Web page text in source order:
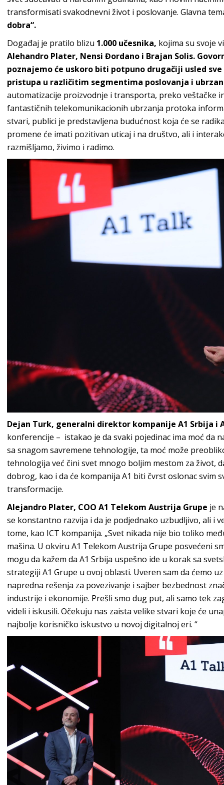
transformisati svakodnevni život i poslovanje. Glavna
dobra“.
Događaj je pratilo blizu 1.000 učesnika, kojima su svoje
Alehandro Plater, Nensi Đordano i Brajan Solis.
poznajemo će uskoro biti potpuno drugačiji usled
pristupa u različitim segmentima poslovanja i
automatizacije proizvodnje i transporta, preko veštačke
fantastičnih telekomunikacionih ubrzanja protoka
stvari, publici je predstavljena budućnost koja će se
promene će imati pozitivan uticaj i na društvo, ali i
razmišljamo, živimo i radimo.
Dejan Turk, generalni direktor kompanije A1 Srbija i
konferencije – istakao je da svaki pojedinac ima moć da
sa snagom savremene tehnologije, ta moć može
tehnologija već čini svet mnogo boljim mestom za život,
dobrog, kao i da će kompanija A1 biti čvrst oslonac svim
transformacije.
Alejandro Plater, COO A1 Telekom Austrija Grupe je
se konstantno razvija i da je podjednako uzbudljivo, ali i
tome, kao ICT kompanija. „Svet nikada nije bio toliko
mašina. U okviru A1 Telekom Austrija Grupe posvećeni
mogu da kažem da A1 Srbija uspešno ide u korak sa
strategiji A1 Grupe u ovoj oblasti. Uveren sam da ćemo
napredna rešenja za povezivanje i sajber bezbednost
industrije i ekonomije. Prešli smo dug put, ali samo tek
videli i iskusili. Očekuju nas zaista velike stvari koje će
najbolje korisničko iskustvo u novoj digitalnoj eri. “